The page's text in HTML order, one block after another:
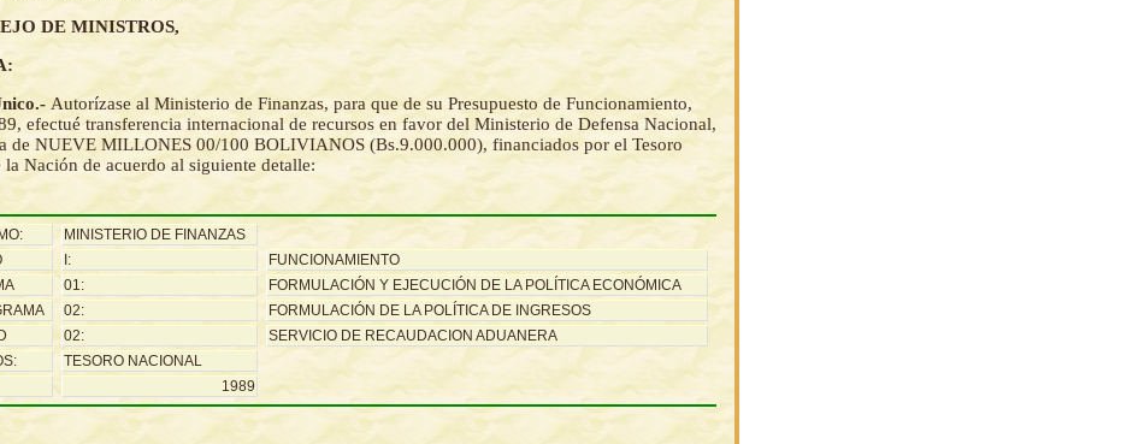
DE MINISTROS,
Autorízase al Ministerio de Finanzas, para que de su Presupuesto de Funcionamiento,
efectué transferencia internacional de recursos en favor del Ministerio de Defensa Nacional,
de NUEVE MILLONES 00/100 BOLIVIANOS (Bs.9.000.000), financiados por el Tesoro
la Nación de acuerdo al siguiente detalle:
MINISTERIO DE FINANZAS
I:
FUNCIONAMIENTO
01:
FORMULACIÓN Y EJECUCIÓN DE LA POLÍTICA ECONÓMICA
02:
FORMULACIÓN DE LA POLÍTICA DE INGRESOS
02:
SERVICIO DE RECAUDACION ADUANERA
TESORO NACIONAL
1989